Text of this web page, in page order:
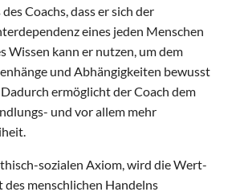
Coachs, dass er sich der
eines jeden Menschen
Wissen kann er nutzen, um dem
und Abhängigkeiten bewusst
ermöglicht der Coach dem
und vor allem mehr
sozialen Axiom, wird die Wert-
menschlichen Handelns